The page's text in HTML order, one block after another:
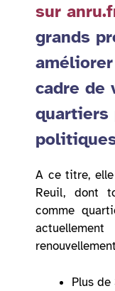
sur
grands
cadre de
quartiers
A ce titre,
Reuil, dont
comme
Plus